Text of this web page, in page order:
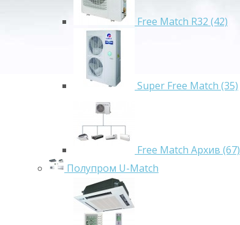
Free Match R32 (42)
Super Free Match (35)
Free Match Архив (67)
Полупром U-Match